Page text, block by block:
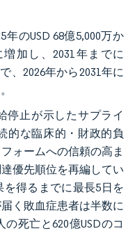
のUSD 68億5,000万か
増加し、2031年までに
、2026年から2031年に
停止が示したサプライ
的な臨床的・財政的負
ォームへの信頼の高ま
優先順位を再編してい
得るまでに最長5日を
く敗血症患者は半数に
死亡と620億USDのコ